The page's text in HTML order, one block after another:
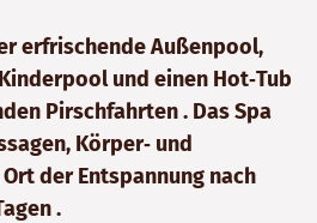
erfrischende Außenpool,
und einen Hot‑Tub
Pirschfahrten . Das Spa
Körper‑ und
der Entspannung nach
.